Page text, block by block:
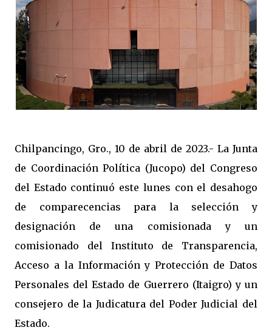
Chilpancingo, Gro., 10 de abril de 2023.- La Junta
de Coordinación Política (Jucopo) del Congreso
del Estado continuó este lunes con el desahogo
de comparecencias para la selección y
designación de una comisionada y un
comisionado del Instituto de Transparencia,
Acceso a la Información y Protección de Datos
Personales del Estado de Guerrero (Itaigro) y un
consejero de la Judicatura del Poder Judicial del
Estado.